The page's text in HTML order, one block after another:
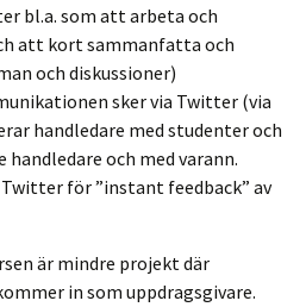
bl.a. som att arbeta och
att kort sammanfatta och
och diskussioner)
sker via Twitter (via
handledare med studenter och
handledare och med varann.
för ”instant feedback” av
är mindre projekt där
in som uppdragsgivare.